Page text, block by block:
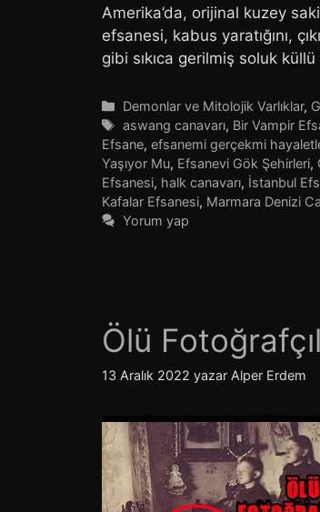
Amerika’da, orijinal kuzey
efsanesi, kabus yaratığını,
gibi sıkıca gerilmiş soluk
Kategoriler
Demonlar ve Mitolojik Varlıklar,
Etiketler
aswang canavarı, Bir Vampir
Efsane, efsanemi gerçekmi
Yaşıyor Mu, Efsanevi Gök Şehirleri,
Efsanesi, halk canavarı, İstanbul
Kafalar Efsanesi, Marmara Denizi
Yorum yap
Ölü
13 Aralık 2022 yazar Alper Erdem